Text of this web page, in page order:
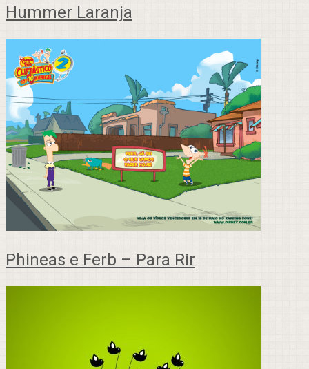
Hummer Laranja
Phineas e Ferb – Para Rir